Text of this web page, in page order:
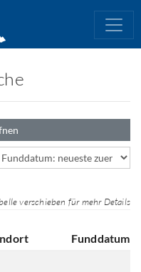
verschieben für mehr Details
Funddatum